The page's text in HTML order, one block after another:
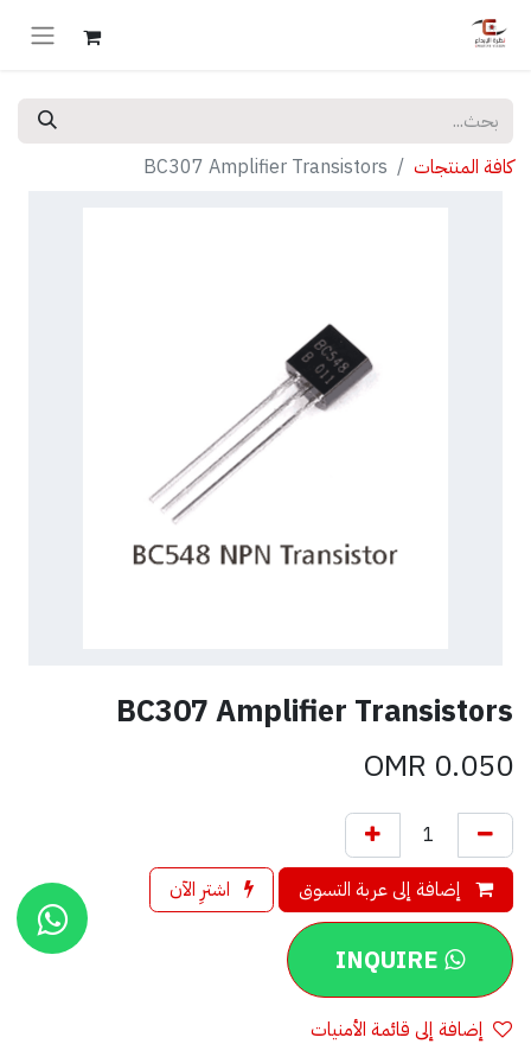
كافة المنتجات BC307 Amplifier Transistors
BC307 Amplifier Transistors
0.050
إضافة إلى عربة التسوق اشترِ الآن
INQUIRE
إضافة إلى قائمة الأمنيات